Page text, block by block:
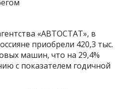
«АВТОСТАТ», в
приобрели 420,3 тыс.
машин, что на 29,4%
с показателем годичной